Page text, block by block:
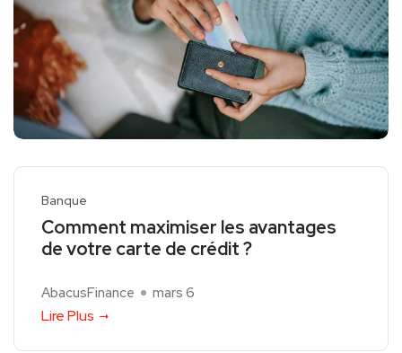
Banque
Comment maximiser les avantages
de votre carte de crédit ?
AbacusFinance mars 6
Lire Plus